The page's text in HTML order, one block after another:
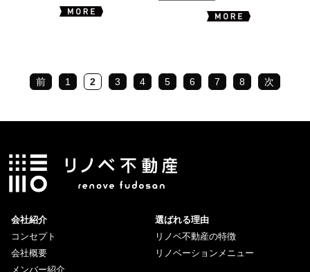
前 1 2 3 4 5 6 7 8 次
会社紹介
コンセプト
会社概要
メンバー紹介
選ばれる理由
リノベ不動産の特徴
リノベーションメニュー